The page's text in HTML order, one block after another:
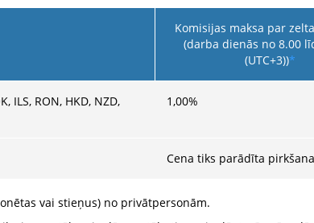
Komisijas maksa par
(darba dienās no 8.00
(UTC+3))*
ILS, RON, HKD, NZD,
1,00%
Cena tiks parādīta
vai stieņus) no privātpersonām.